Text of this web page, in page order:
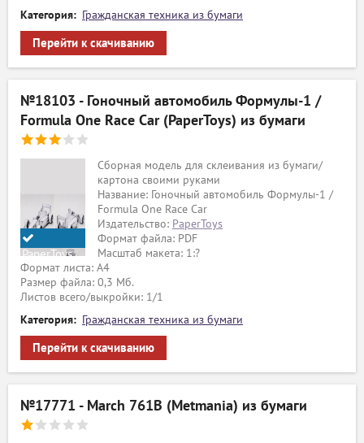
Категория: Гражданская техника из бумаги
Перейти к скачиванию
№18103 - Гоночный автомобиль Формулы-1 /
Formula One Race Car (PaperToys) из бумаги
PaperToys
Сборная модель для склеивания из бумаги/
картона своими руками
Название: Гоночный автомобиль Формулы-1 /
Formula One Race Car
Издательство: PaperToys
Формат файла: PDF
Масштаб макета: 1:?
Формат листа: А4
Размер файла: 0,3 Мб.
Листов всего/выкройки: 1/1
Категория: Гражданская техника из бумаги
Перейти к скачиванию
№17771 - March 761B (Metmania) из бумаги